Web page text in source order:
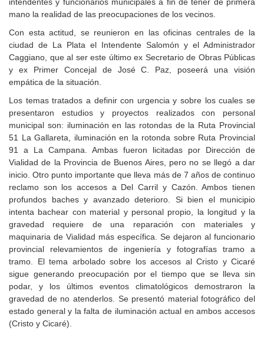
mano la realidad de las preocupaciones de los vecinos.
Con esta actitud, se reunieron en las oficinas centrales de la
ciudad de La Plata el Intendente Salomón y el Administrador
Caggiano, que al ser este último ex Secretario de Obras Públicas
y ex Primer Concejal de José C. Paz, poseerá una visión
empática de la situación.
Los temas tratados a definir con urgencia y sobre los cuales se
presentaron estudios y proyectos realizados con personal
municipal son: iluminación en las rotondas de la Ruta Provincial
51 La Gallareta, iluminación en la rotonda sobre Ruta Provincial
91 a La Campana. Ambas fueron licitadas por Dirección de
Vialidad de la Provincia de Buenos Aires, pero no se llegó a dar
inicio. Otro punto importante que lleva más de 7 años de continuo
reclamo son los accesos a Del Carril y Cazón. Ambos tienen
profundos baches y avanzado deterioro. Si bien el municipio
intenta bachear con material y personal propio, la longitud y la
gravedad requiere de una reparación con materiales y
maquinaria de Vialidad más específica. Se dejaron al funcionario
provincial relevamientos de ingeniería y fotografías tramo a
tramo. El tema arbolado sobre los accesos al Cristo y Cicaré
sigue generando preocupación por el tiempo que se lleva sin
podar, y los últimos eventos climatológicos demostraron la
gravedad de no atenderlos. Se presentó material fotográfico del
estado general y la falta de iluminación actual en ambos accesos
(Cristo y Cicaré).